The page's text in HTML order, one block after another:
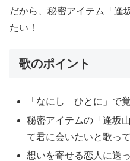
だから、秘密アイテム「逢
たい！
歌のポイント
「なにし ひとに」で
秘密アイテムの「逢坂
て君に会いたいと歌っ
想いを寄せる恋人に送